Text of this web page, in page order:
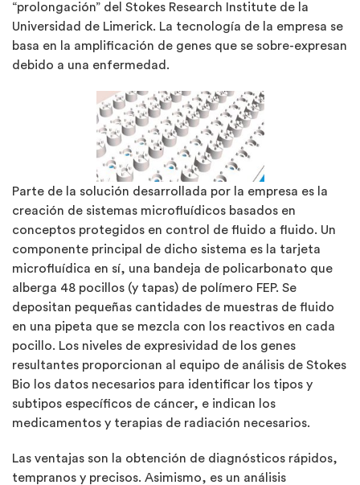
“prolongación” del Stokes Research Institute de la
Universidad de Limerick. La tecnología de la empresa se
basa en la amplificación de genes que se sobre-expresan
debido a una enfermedad.
Parte de la solución desarrollada por la empresa es la
creación de sistemas microfluídicos basados en
conceptos protegidos en control de fluido a fluido. Un
componente principal de dicho sistema es la tarjeta
microfluídica en sí, una bandeja de policarbonato que
alberga 48 pocillos (y tapas) de polímero FEP. Se
depositan pequeñas cantidades de muestras de fluido
en una pipeta que se mezcla con los reactivos en cada
pocillo. Los niveles de expresividad de los genes
resultantes proporcionan al equipo de análisis de Stokes
Bio los datos necesarios para identificar los tipos y
subtipos específicos de cáncer, e indican los
medicamentos y terapias de radiación necesarios.
Las ventajas son la obtención de diagnósticos rápidos,
tempranos y precisos. Asimismo, es un análisis